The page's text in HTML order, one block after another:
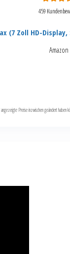
459
(7 Zoll HD-
Amazon
Preise inzwischen geändert haben